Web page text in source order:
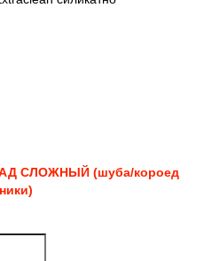
СЛОЖНЫЙ (шуба/короед